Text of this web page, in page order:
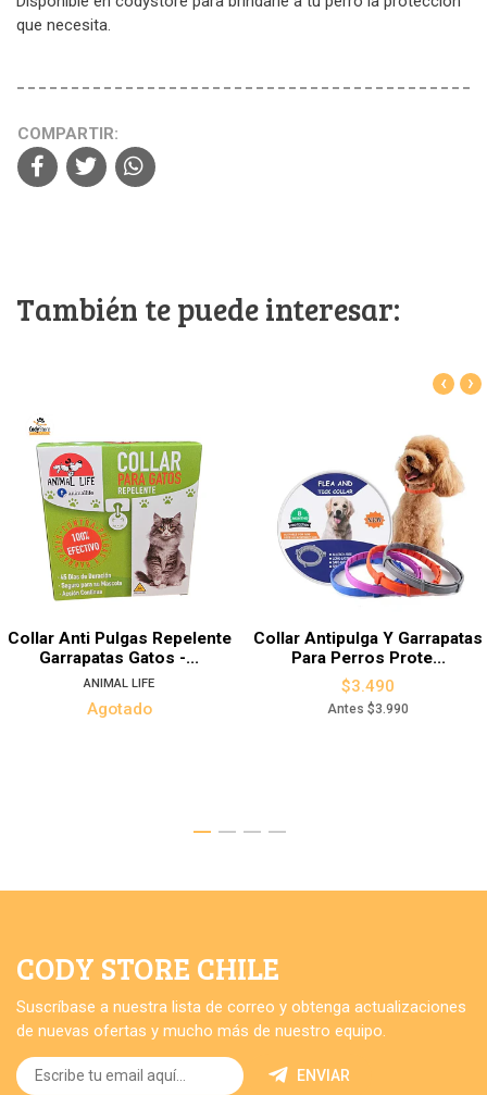
que necesita.
COMPARTIR:
También te puede interesar:
Collar Anti Pulgas Repelente
Garrapatas Gatos -...
ANIMAL LIFE
Agotado
Collar Antipulga Y Garrapatas
Para Perros Prote...
$3.490
Antes $3.990
‹ ›
CODY STORE CHILE
Suscríbase a nuestra lista de correo y obtenga actualizaciones
de nuevas ofertas y mucho más de nuestro equipo.
ENVIAR